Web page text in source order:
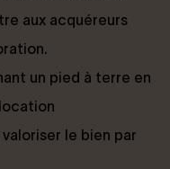
aux acquéreurs
un pied à terre en
le bien par